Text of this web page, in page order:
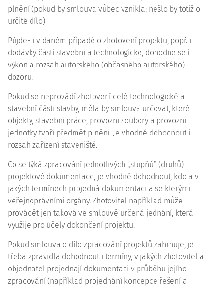
plnění (pokud by smlouva vůbec vznikla; nešlo by totiž o
určité dílo).
Půjde-li v daném případě o zhotovení projektu, popř. i
dodávky části stavební a technologické, dohodne se i
výkon a rozsah autorského (občasného autorského)
dozoru.
Pokud se neprovádí zhotovení celé technologické a
stavební části stavby, měla by smlouva určovat, které
objekty, stavební práce, provozní soubory a provozní
jednotky tvoří předmět plnění. Je vhodné dohodnout i
rozsah zařízení staveniště.
Co se týká zpracování jednotlivých „stupňů“ (druhů)
projektové dokumentace, je vhodné dohodnout, kdo a v
jakých termínech projedná dokumentaci a se kterými
veřejnoprávními orgány. Zhotovitel například může
provádět jen taková ve smlouvě určená jednání, která
využije pro účely dokončení projektu.
Pokud smlouva o dílo zpracování projektů zahrnuje, je
třeba zpravidla dohodnout i termíny, v jakých zhotovitel a
objednatel projednají dokumentaci v průběhu jejího
zpracování (například projednání koncepce řešení a